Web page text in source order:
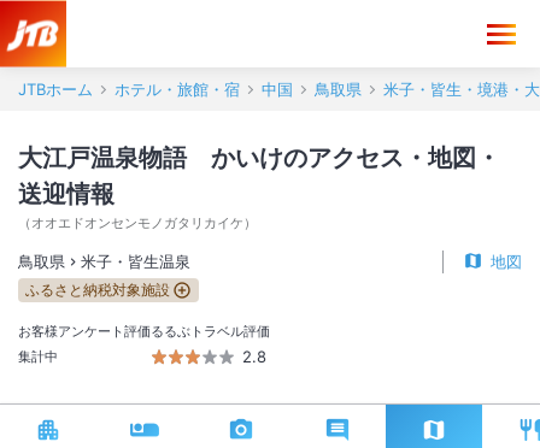
JTBホーム ホテル・旅館・宿 中国 鳥取県 米子・皆生・境港・
大江戸温泉物語 かいけのアクセス・地図・
送迎情報
（ オオエドオンセンモノガタリカイケ ）
鳥取県 米子・皆生温泉 地図
ふるさと納税対象施設
お客様アンケート評価
集計中
るるぶトラベル評価
2.8